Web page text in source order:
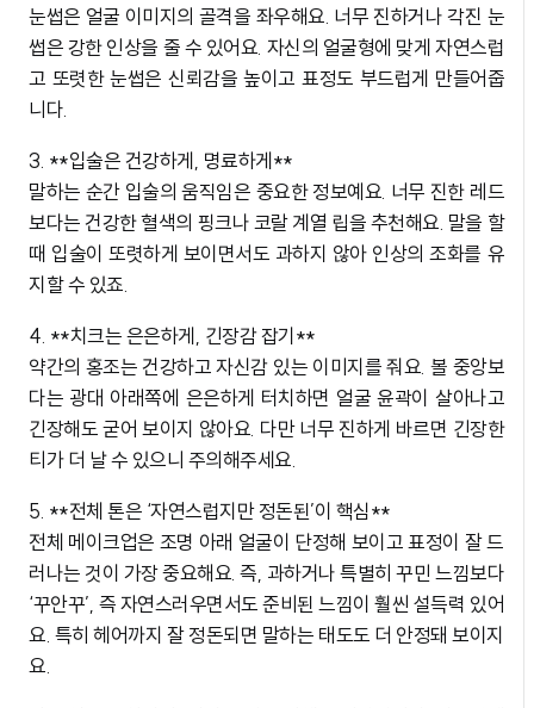
눈썹은 얼굴 이미지의 골격을 좌우해요. 너무 진하거나 각진 눈
썹은 강한 인상을 줄 수 있어요. 자신의 얼굴형에 맞게 자연스럽
고 또렷한 눈썹은 신뢰감을 높이고 표정도 부드럽게 만들어줍
니다.
3. **입술은 건강하게, 명료하게**
말하는 순간 입술의 움직임은 중요한 정보예요. 너무 진한 레드
보다는 건강한 혈색의 핑크나 코랄 계열 립을 추천해요. 말을 할
때 입술이 또렷하게 보이면서도 과하지 않아 인상의 조화를 유
지할 수 있죠.
4. **치크는 은은하게, 긴장감 잡기**
약간의 홍조는 건강하고 자신감 있는 이미지를 줘요. 볼 중앙보
다는 광대 아래쪽에 은은하게 터치하면 얼굴 윤곽이 살아나고
긴장해도 굳어 보이지 않아요. 다만 너무 진하게 바르면 긴장한
티가 더 날 수 있으니 주의해주세요.
5. **전체 톤은 ‘자연스럽지만 정돈된’이 핵심**
전체 메이크업은 조명 아래 얼굴이 단정해 보이고 표정이 잘 드
러나는 것이 가장 중요해요. 즉, 과하거나 특별히 꾸민 느낌보다
‘꾸안꾸’, 즉 자연스러우면서도 준비된 느낌이 훨씬 설득력 있어
요. 특히 헤어까지 잘 정돈되면 말하는 태도도 더 안정돼 보이지
요.